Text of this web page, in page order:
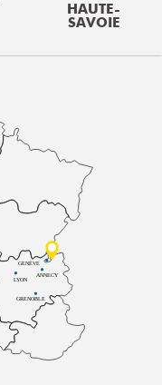
HAUTE-
SAVOIE
LYON
ANNECY
GRENOBLE
GENÈVE